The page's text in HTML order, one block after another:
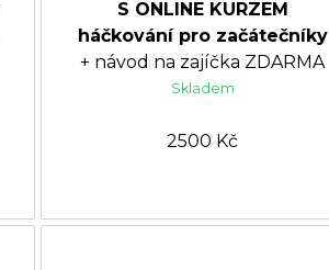
S ONLINE KURZEM
háčkování pro začátečníky
+ návod na zajíčka ZDARMA
Skladem
2500 Kč